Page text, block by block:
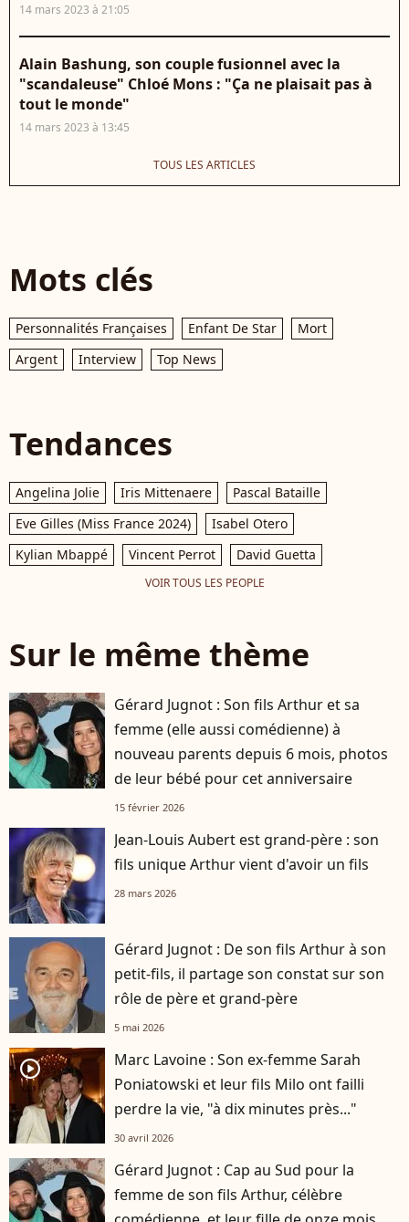
14 mars 2023 à 21:05
Alain Bashung, son couple fusionnel avec la
"scandaleuse" Chloé Mons : "Ça ne plaisait pas à
tout le monde"
14 mars 2023 à 13:45
TOUS LES ARTICLES
Mots clés
Personnalités Françaises Enfant De Star
Mort
Argent
Interview Top News
Tendances
Angelina Jolie Iris Mittenaere
Pascal Bataille
Eve Gilles (Miss France 2024)
Isabel Otero
Kylian Mbappé
Vincent Perrot David Guetta
VOIR TOUS LES PEOPLE
Sur le même thème
Gérard Jugnot : Son fils Arthur et sa
femme (elle aussi comédienne) à
nouveau parents depuis 6 mois, photos
de leur bébé pour cet anniversaire
15 février 2026
Jean-Louis Aubert est grand-père : son
fils unique Arthur vient d'avoir un fils
28 mars 2026
Gérard Jugnot : De son fils Arthur à son
petit-fils, il partage son constat sur son
rôle de père et grand-père
5 mai 2026
player2
Marc Lavoine : Son ex-femme Sarah
Poniatowski et leur fils Milo ont failli
perdre la vie, "à dix minutes près..."
30 avril 2026
Gérard Jugnot : Cap au Sud pour la
femme de son fils Arthur, célèbre